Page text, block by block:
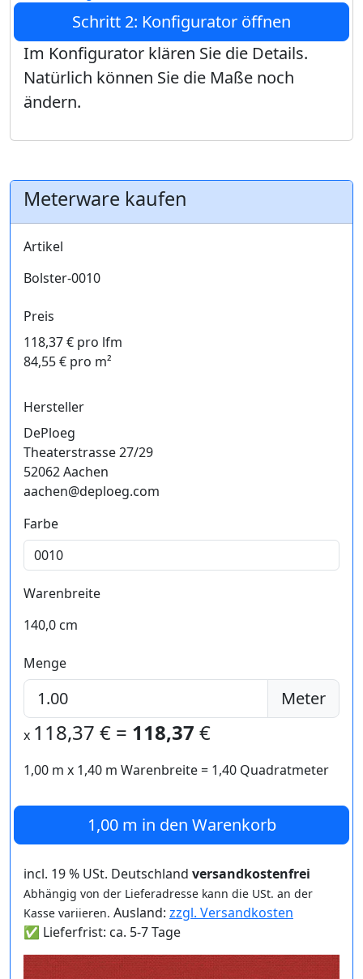
Schritt 2: Konfigurator öffnen
Im Konfigurator klären Sie die Details.
Natürlich können Sie die Maße noch
ändern.
Meterware kaufen
Artikel
Bolster-0010
Preis
118,37 € pro lfm
84,55 € pro m²
Hersteller
DePloeg
Theaterstrasse 27/29
52062 Aachen
aachen@deploeg.com
Farbe
Warenbreite
140,0 cm
Menge
Meter
x 118,37 € = 118,37 €
1,00 m x 1,40 m Warenbreite = 1,40 Quadratmeter
1,00 m in den Warenkorb
incl. 19 % USt. Deutschland versandkostenfrei
Abhängig von der Lieferadresse kann die USt. an der
Kasse variieren. Ausland: zzgl. Versandkosten
✅ Lieferfrist: ca. 5-7 Tage